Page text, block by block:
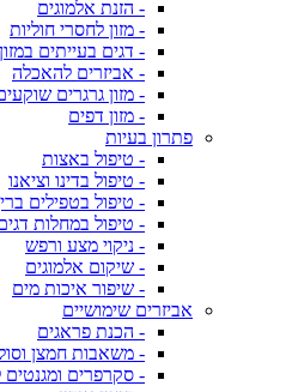
- הזנת אלמוגים
- מזון לחסרי חוליות
- דגים בעייתים במזון
- אביזרים להאכלה
- מזון גרגרים
- מזון דפים
פתרון בעיות
- טיפול באצות
- טיפול בדינו וציאנו
- טיפול בטפילים
- טיפול במחלות
- ניקוי מצע ורפש
- שיקום אלמוגים
- שיפור איכות מים
אביזרים שימושיים
- הכנת פראגים
- משאבות חמצן
- סקרפרים ומגנטים